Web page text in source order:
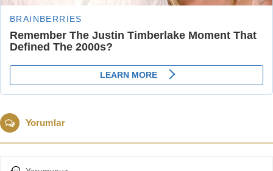
Yorumlar